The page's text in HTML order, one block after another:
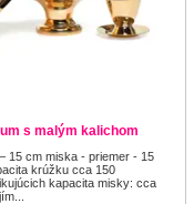
s malým kalichom
15 cm miska - priemer - 15
krúžku cca 150
kapacita misky: cca